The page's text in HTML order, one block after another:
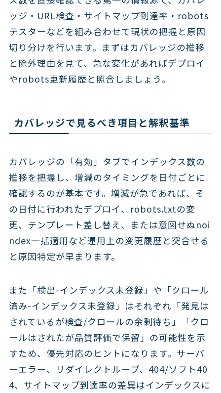
ッジ・URL検査・サイトマップ到達率・robots
テスターなどを組み合わせて現状の把握と原因
切り分けを行います。まずはカバレッジの推移
と除外理由を見て、急な変化があればデプロイ
やrobots更新履歴と照合しましょう。
カバレッジで見るべき項目と解釈基準
カバレッジの「有効」タブでインデックス数の
推移を把握し、増減のタイミングを日付ごとに
確認するのが基本です。増減が急であれば、そ
の日付に行われたデプロイ、robots.txtの変
更、テンプレート差し替え、または意図せぬnoi
ndex一括適用など運用上の変更履歴と突合せる
と原因特定が早まります。
また「検出-インデックス未登録」や「クロール
済み-インデックス未登録」はそれぞれ「発見は
されているが検査/クロールの余剰待ち」「クロ
ールはされたが品質評価で保留」の可能性を示
すため、優先対応のヒントになります。サーバ
ーエラー、リダイレクトループ、404/ソフト40
4、サイトマップ到達率の差異はインデックスに